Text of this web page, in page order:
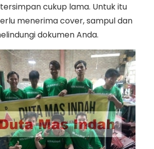
cukup lama. Untuk itu
menerima cover, sampul dan
dokumen Anda.